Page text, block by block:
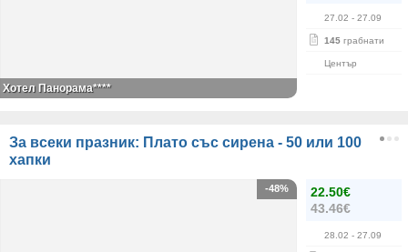
27.02 - 27.09
145 грабнати
Център
Хотел Панорама****
За всеки празник: Плато със сирена - 50 или 100
хапки
22.50€
43.46€
28.02 - 27.09
-48%